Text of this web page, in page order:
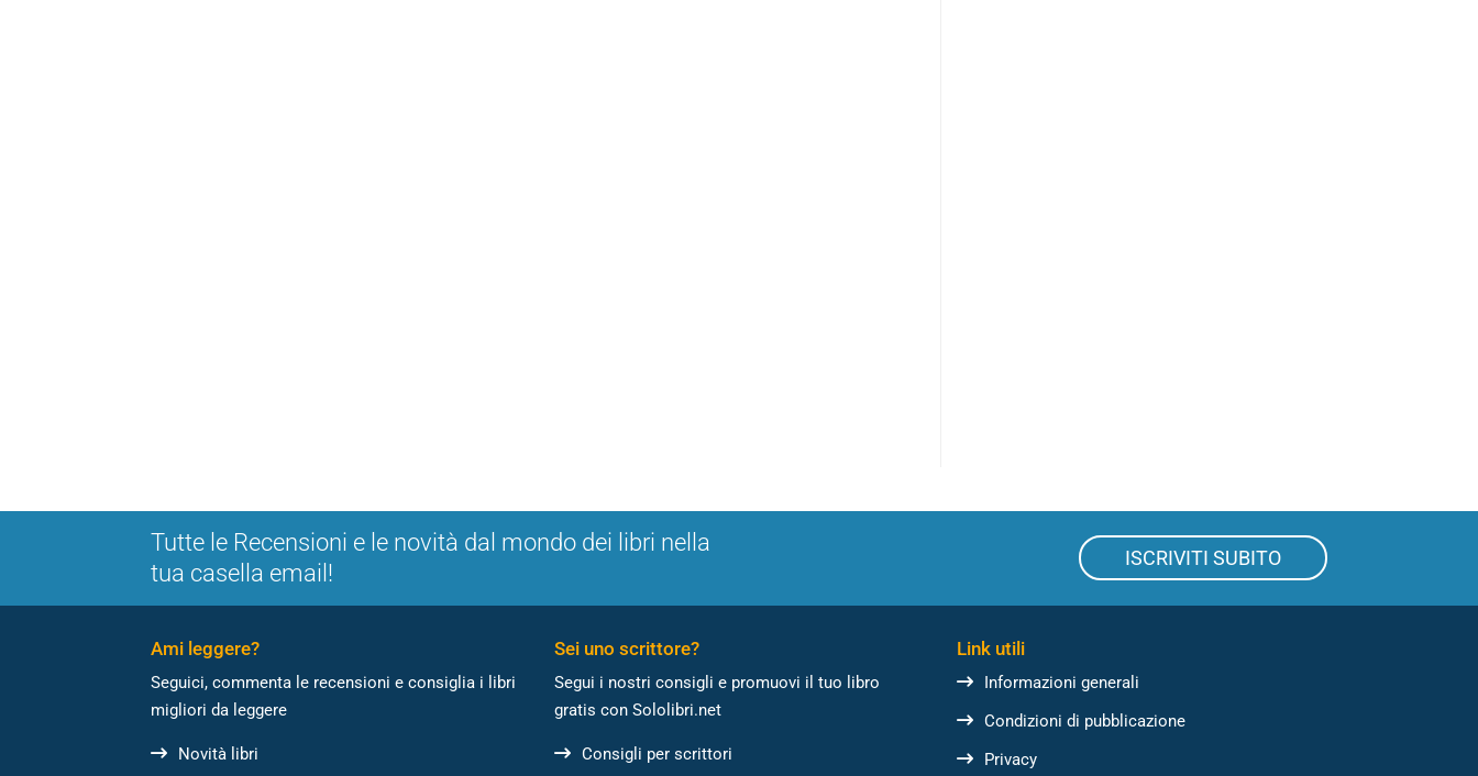
Tutte le Recensioni e le novità dal mondo dei libri nella
tua casella email!
ISCRIVITI SUBITO
Ami leggere?
Seguici, commenta le recensioni e consiglia i libri
migliori da leggere
Novità libri
Sei uno scrittore?
Segui i nostri consigli e promuovi il tuo libro
gratis con Sololibri.net
Consigli per scrittori
Link utili
Informazioni generali
Condizioni di pubblicazione
Privacy